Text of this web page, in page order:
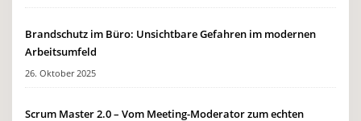
Brandschutz im Büro: Unsichtbare Gefahren im modernen
Arbeitsumfeld
26. Oktober 2025
Scrum Master 2.0 – Vom Meeting-Moderator zum echten